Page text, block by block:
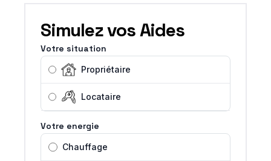
Simulez vos Aides
Votre situation
Propriétaire
Locataire
Votre energie
Chauffage